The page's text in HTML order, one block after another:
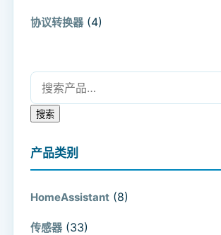
协议转换器 (4)
搜索：
搜索
产品类别
HomeAssistant (8)
传感器 (33)